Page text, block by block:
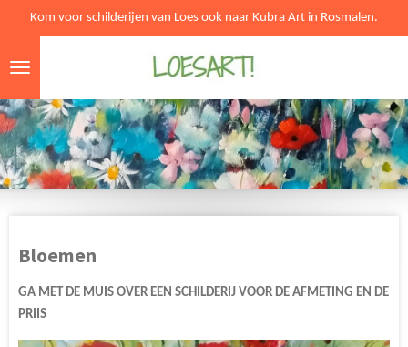
direct
naar
hoofdinhoud
Kom voor schilderijen van Loes ook naar Kubra Art in Rosmalen.
Bloemen
GA MET DE MUIS OVER EEN SCHILDERIJ VOOR DE AFMETING EN DE
PRIIS